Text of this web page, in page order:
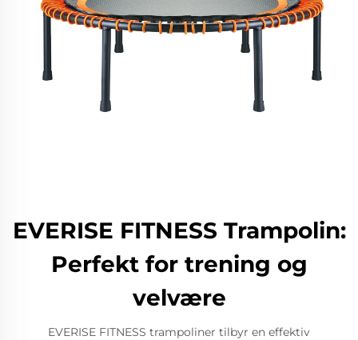
EVERISE FITNESS Trampolin:
Perfekt for trening og
velvære
EVERISE FITNESS trampoliner tilbyr en effektiv